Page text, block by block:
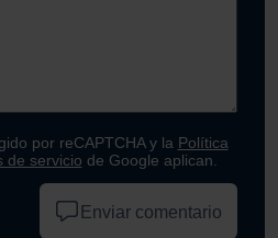
por reCAPTCHA y la Política
de servicio de Google aplican.
Enviar comentario